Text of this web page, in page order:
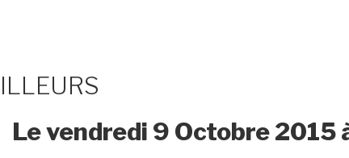
Le vendredi 9 Octobre 2015